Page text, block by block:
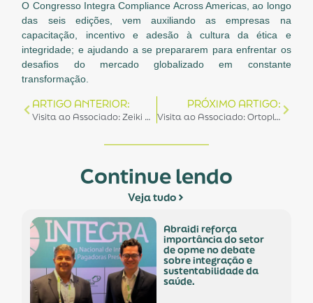
O Congresso Integra Compliance Across Americas, ao longo
das seis edições, vem auxiliando as empresas na
capacitação, incentivo e adesão à cultura da ética e
integridade; e ajudando a se prepararem para enfrentar os
desafios do mercado globalizado em constante
transformação.
ARTIGO ANTERIOR:
Visita ao Associado: Zeiki Medical e E. Tamussino
PRÓXIMO ARTIGO:
Visita ao Associado: Ortoplan e Brasil Ortopedia
Continue lendo
Veja tudo
abraidi reforça
importância do setor
de opme no debate
sobre integração e
sustentabilidade da
saúde.